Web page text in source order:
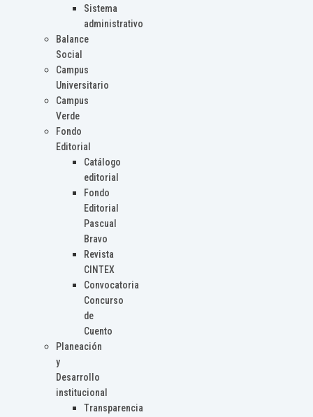
Sistema
administrativo
Balance
Social
Campus
Universitario
Campus
Verde
Fondo
Editorial
Catálogo
editorial
Fondo
Editorial
Pascual
Bravo
Revista
CINTEX
Convocatoria
Concurso
de
Cuento
Planeación
y
Desarrollo
institucional
Transparencia